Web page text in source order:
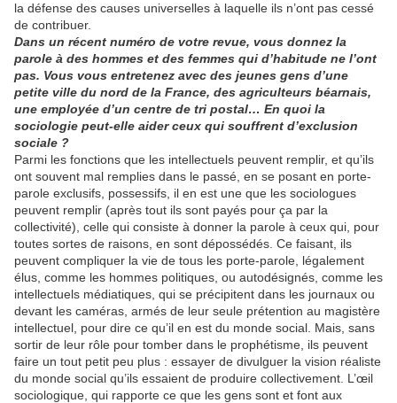
la défense des causes universelles à laquelle ils n’ont pas cessé
de contribuer.
Dans un récent numéro de votre revue, vous donnez la
parole à des hommes et des femmes qui d’habitude ne l’ont
pas. Vous vous entretenez avec des jeunes gens d’une
petite ville du nord de la France, des agriculteurs béarnais,
une employée d’un centre de tri postal… En quoi la
sociologie peut-elle aider ceux qui souffrent d’exclusion
sociale ?
Parmi les fonctions que les intellectuels peuvent remplir, et qu’ils
ont souvent mal remplies dans le passé, en se posant en porte-
parole exclusifs, possessifs, il en est une que les sociologues
peuvent remplir (après tout ils sont payés pour ça par la
collectivité), celle qui consiste à donner la parole à ceux qui, pour
toutes sortes de raisons, en sont dépossédés. Ce faisant, ils
peuvent compliquer la vie de tous les porte-parole, légalement
élus, comme les hommes politiques, ou autodésignés, comme les
intellectuels médiatiques, qui se précipitent dans les journaux ou
devant les caméras, armés de leur seule prétention au magistère
intellectuel, pour dire ce qu’il en est du monde social. Mais, sans
sortir de leur rôle pour tomber dans le prophétisme, ils peuvent
faire un tout petit peu plus : essayer de divulguer la vision réaliste
du monde social qu’ils essaient de produire collectivement. L’œil
sociologique, qui rapporte ce que les gens sont et font aux